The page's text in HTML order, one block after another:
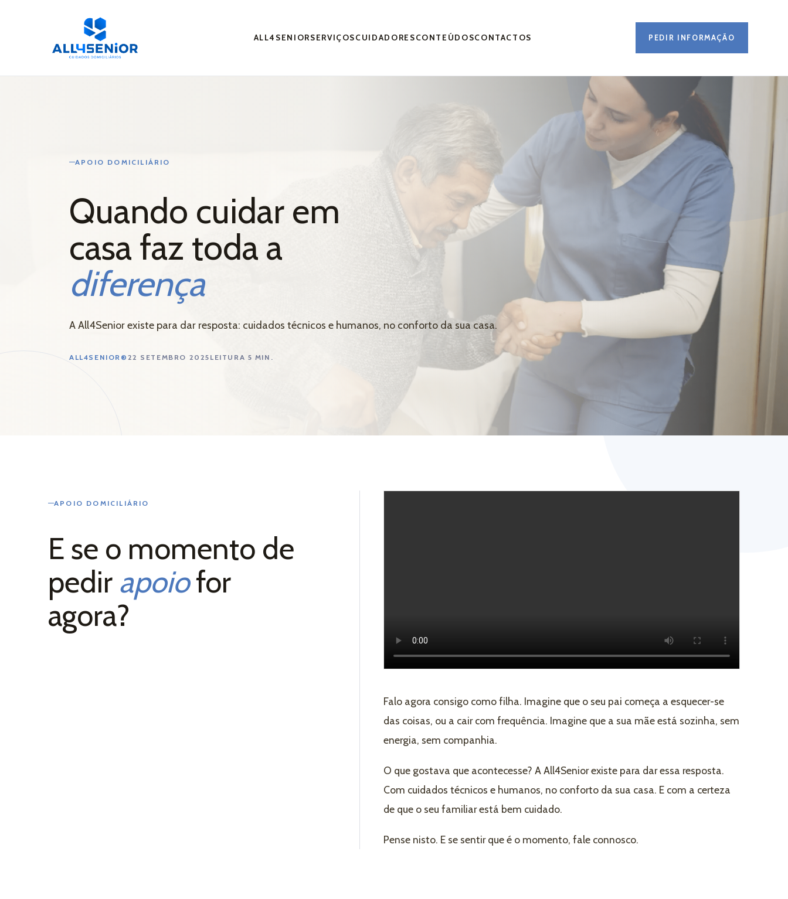
ALL4SENIORSERVIÇOSCUIDADORESCONTEÚDOSCONTACTOS PEDIR INFORMAÇÃO
0 Comments
APOIO DOMICILIÁRIO
Quando cuidar em
casa faz toda a
diferença
A All4Senior existe para dar resposta: cuidados técnicos e humanos, no conforto da sua casa.
ALL4SENIOR® 22 SETEMBRO 2025 LEITURA 5 MIN.
APOIO DOMICILIÁRIO
E se o momento de
pedir apoiofor
agora?
Falo agora consigo como filha. Imagine que o seu pai começa a esquecer-se
das coisas, ou a cair com frequência. Imagine que a sua mãe está sozinha, sem
energia, sem companhia.
O que gostava que acontecesse? A All4Senior existe para dar essa resposta.
Com cuidados técnicos e humanos, no conforto da sua casa. E com a certeza
de que o seu familiar está bem cuidado.
Pense nisto. E se sentir que é o momento, fale connosco.